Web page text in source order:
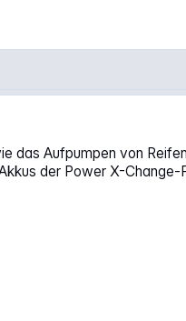
das Aufpumpen von
der Power X-Change-